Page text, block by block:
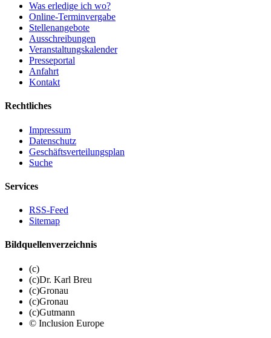
Was erledige ich wo?
Online-Terminvergabe
Stellenangebote
Ausschreibungen
Veranstaltungskalender
Presseportal
Anfahrt
Kontakt
Rechtliches
Impressum
Datenschutz
Geschäftsverteilungsplan
Suche
Services
RSS-Feed
Sitemap
Bildquellenverzeichnis
(c)
(c)Dr. Karl Breu
(c)Gronau
(c)Gronau
(c)Gutmann
© Inclusion Europe